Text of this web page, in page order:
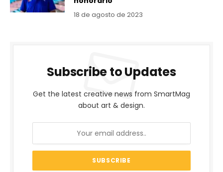
18 de agosto de 2023
Subscribe to Updates
Get the latest creative news from SmartMag
about art & design.